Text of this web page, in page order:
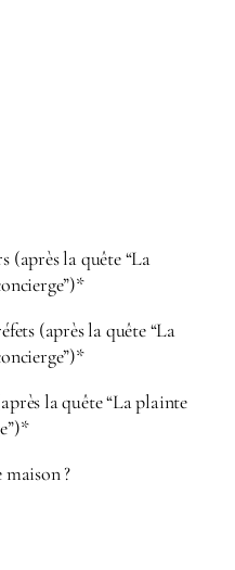
(après la quête “La
(après la quête “La
la quête “La plainte
?